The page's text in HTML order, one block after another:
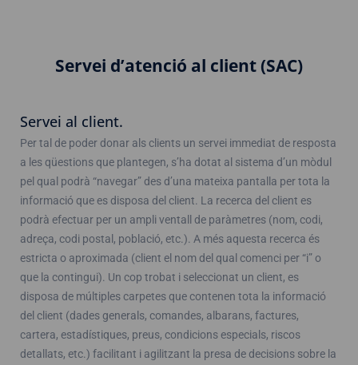
Servei d’atenció al client (SAC)
Servei al client.
Per tal de poder donar als clients un servei immediat de resposta
a les qüestions que plantegen, s’ha dotat al sistema d’un mòdul
pel qual podrà “navegar” des d’una mateixa pantalla per tota la
informació que es disposa del client. La recerca del client es
podrà efectuar per un ampli ventall de paràmetres (nom, codi,
adreça, codi postal, població, etc.). A més aquesta recerca és
estricta o aproximada (client el nom del qual comenci per “i” o
que la contingui). Un cop trobat i seleccionat un client, es
disposa de múltiples carpetes que contenen tota la informació
del client (dades generals, comandes, albarans, factures,
cartera, estadístiques, preus, condicions especials, riscos
detallats, etc.) facilitant i agilitzant la presa de decisions sobre la